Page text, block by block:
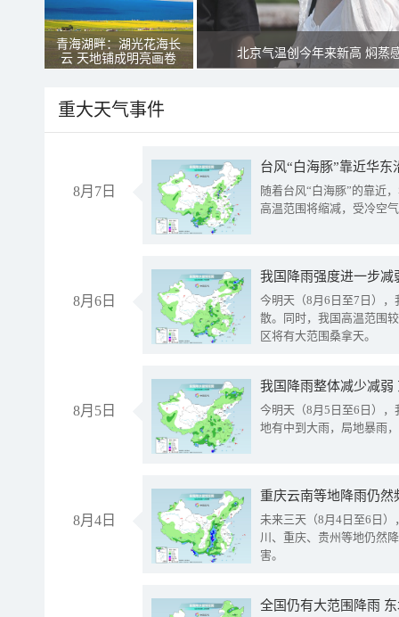
青海湖畔：湖光花海长
云 天地铺成明亮画卷
北京气温创今年来新高 焖蒸
重大天气事件
8月7日
台风“白海豚”靠近华
随着台风“白海豚”的靠近
高温范围将缩减，受冷空
8月6日
今明天（8月6日至7日）
散。同时，我国高温范围
区将有大范围桑拿天。
8月5日
我国降雨整体减少减弱
今明天（8月5日至6日）
地有中到大雨，局地暴雨
8月4日
重庆云南等地降雨仍然
未来三天（8月4日至6日
川、重庆、贵州等地仍然
害。
全国仍有大范围降雨